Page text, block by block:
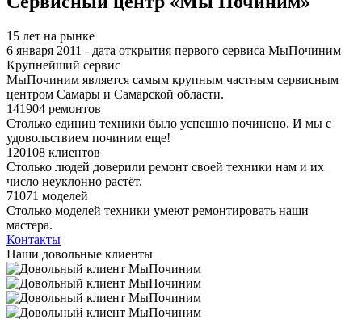
15 лет на рынке
6 января 2011 - дата открытия первого сервиса МыПочиним
Крупнейший сервис
МыПочиним является самым крупным частным сервисным
центром Самары и Самарской области.
141904 ремонтов
Столько единиц техники было успешно починено. И мы с
удовольствием починим еще!
120108 клиентов
Столько людей доверили ремонт своей техники нам и их
число неуклонно растёт.
71071 моделей
Столько моделей техники умеют ремонтировать наши
мастера.
Контакты
Наши довольные клиенты